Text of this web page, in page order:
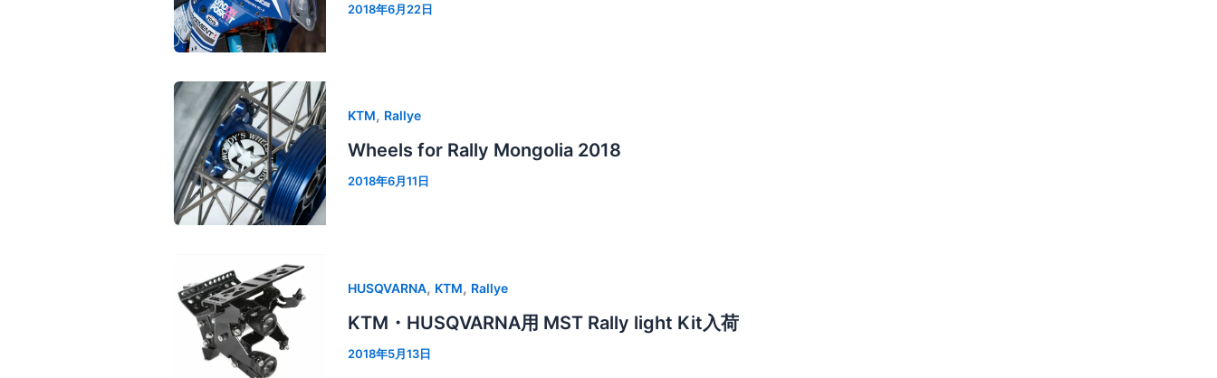
2018年6月22日
KTM, Rallye
Wheels for Rally Mongolia 2018
2018年6月11日
HUSQVARNA, KTM, Rallye
KTM・HUSQVARNA用 MST Rally light Kit入荷
2018年5月13日